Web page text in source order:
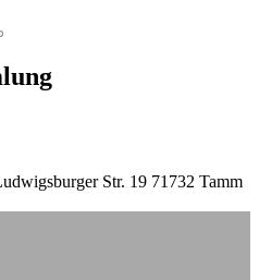
Str. 19 71732 Tamm